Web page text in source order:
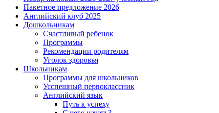
Пакетное предложение 2026
Английский клуб 2025
Дошкольникам
Счастливый ребенок
Программы
Рекомендации родителям
Уголок здоровья
Школьникам
Программы для школьников
Усспешный первоклассник
Английский язык
Путь к успеху